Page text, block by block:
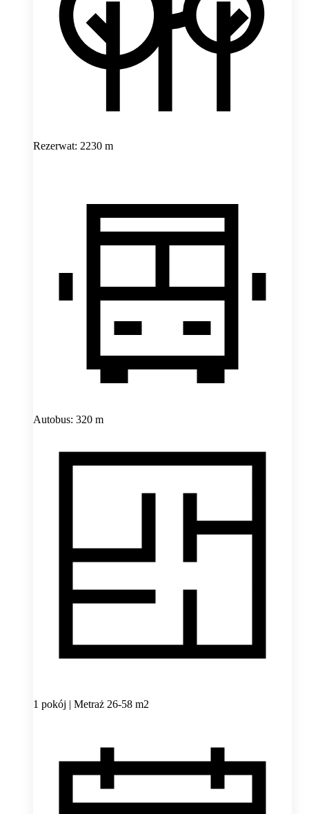
Rezerwat: 2230 m
Autobus: 320 m
1 pokój | Metraż 26-58 m2